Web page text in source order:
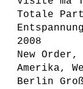
Totale
2008
New
Amerika,
Berlin